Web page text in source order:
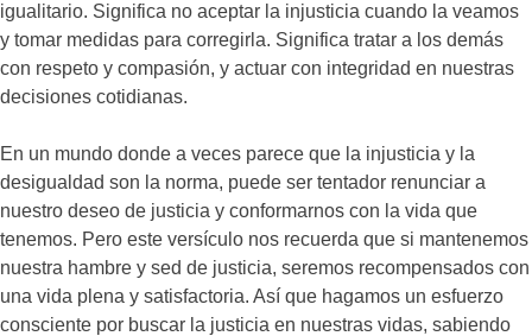
igualitario. Significa no aceptar la injusticia cuando la veamos
y tomar medidas para corregirla. Significa tratar a los demás
con respeto y compasión, y actuar con integridad en nuestras
decisiones cotidianas.
En un mundo donde a veces parece que la injusticia y la
desigualdad son la norma, puede ser tentador renunciar a
nuestro deseo de justicia y conformarnos con la vida que
tenemos. Pero este versículo nos recuerda que si mantenemos
nuestra hambre y sed de justicia, seremos recompensados con
una vida plena y satisfactoria. Así que hagamos un esfuerzo
consciente por buscar la justicia en nuestras vidas, sabiendo